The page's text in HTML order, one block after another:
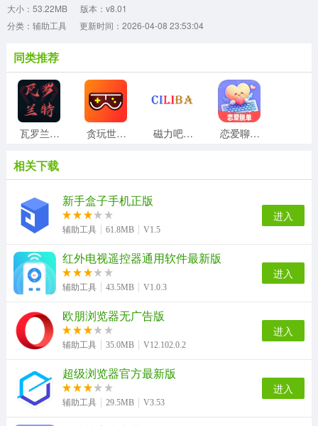
大小：53.22MB
版本：v8.01
分类：辅助工具
更新时间：2026-04-08 23:53:04
同类推荐
瓦罗兰特盒子官方正版 贪玩世界安卓官方版 磁力吧安卓版 恋爱聊天话术高情商回复助手手机版
Ampere安卓直装版 迅转PDF转换器正版
isoftbox氛围灯手机正版 动漫屋盒子手机版 可达鸭解封器安卓免费版
屏保壁纸大全无广告版 蓝光浏览器官方正版
相关下载
新手盒子手机正版
辅助工具 61.8MB V1.5
进入
红外电视遥控器通用软件最新版
辅助工具 43.5MB V1.0.3
进入
欧朋浏览器无广告版
辅助工具 35.0MB V12.102.0.2
进入
超级浏览器官方最新版
辅助工具 29.5MB V3.53
进入